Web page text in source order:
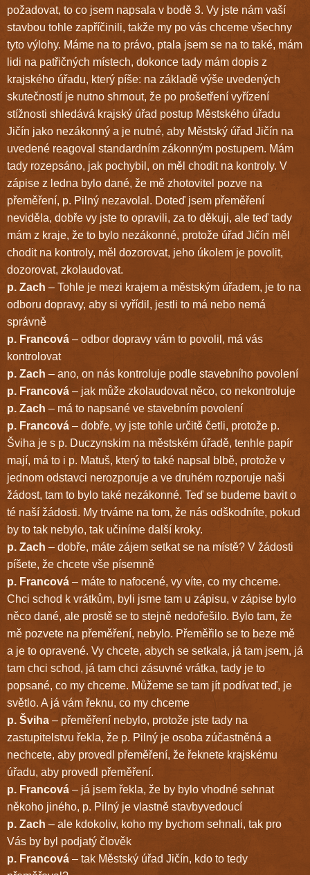
požadovat, to co jsem napsala v bodě 3. Vy jste nám vaší
stavbou tohle zapříčinili, takže my po vás chceme všechny
tyto výlohy. Máme na to právo, ptala jsem se na to také, mám
lidi na patřičných místech, dokonce tady mám dopis z
krajského úřadu, který píše: na základě výše uvedených
skutečností je nutno shrnout, že po prošetření vyřízení
stížnosti shledává krajský úřad postup Městského úřadu
Jičín jako nezákonný a je nutné, aby Městský úřad Jičín na
uvedené reagoval standardním zákonným postupem. Mám
tady rozepsáno, jak pochybil, on měl chodit na kontroly. V
zápise z ledna bylo dané, že mě zhotovitel pozve na
přeměření, p. Pilný nezavolal. Doteď jsem přeměření
neviděla, dobře vy jste to opravili, za to děkuji, ale teď tady
mám z kraje, že to bylo nezákonné, protože úřad Jičín měl
chodit na kontroly, měl dozorovat, jeho úkolem je povolit,
dozorovat, zkolaudovat.
p. Zach – Tohle je mezi krajem a městským úřadem, je to na
odboru dopravy, aby si vyřídil, jestli to má nebo nemá
správně
p. Francová – odbor dopravy vám to povolil, má vás
kontrolovat
p. Zach – ano, on nás kontroluje podle stavebního povolení
p. Francová – jak může zkolaudovat něco, co nekontroluje
p. Zach – má to napsané ve stavebním povolení
p. Francová – dobře, vy jste tohle určitě četli, protože p.
Šviha je s p. Duczynskim na městském úřadě, tenhle papír
mají, má to i p. Matuš, který to také napsal blbě, protože v
jednom odstavci nerozporuje a ve druhém rozporuje naši
žádost, tam to bylo také nezákonné. Teď se budeme bavit o
té naší žádosti. My trváme na tom, že nás odškodníte, pokud
by to tak nebylo, tak učiníme další kroky.
p. Zach – dobře, máte zájem setkat se na místě? V žádosti
píšete, že chcete vše písemně
p. Francová – máte to nafocené, vy víte, co my chceme.
Chci schod k vrátkům, byli jsme tam u zápisu, v zápise bylo
něco dané, ale prostě se to stejně nedořešilo. Bylo tam, že
mě pozvete na přeměření, nebylo. Přeměřilo se to beze mě
a je to opravené. Vy chcete, abych se setkala, já tam jsem, já
tam chci schod, já tam chci zásuvné vrátka, tady je to
popsané, co my chceme. Můžeme se tam jít podívat teď, je
světlo. A já vám řeknu, co my chceme
p. Šviha – přeměření nebylo, protože jste tady na
zastupitelstvu řekla, že p. Pilný je osoba zúčastněná a
nechcete, aby provedl přeměření, že řeknete krajskému
úřadu, aby provedl přeměření.
p. Francová – já jsem řekla, že by bylo vhodné sehnat
někoho jiného, p. Pilný je vlastně stavbyvedoucí
p. Zach – ale kdokoliv, koho my bychom sehnali, tak pro
Vás by byl podjatý člověk
p. Francová – tak Městský úřad Jičín, kdo to tedy